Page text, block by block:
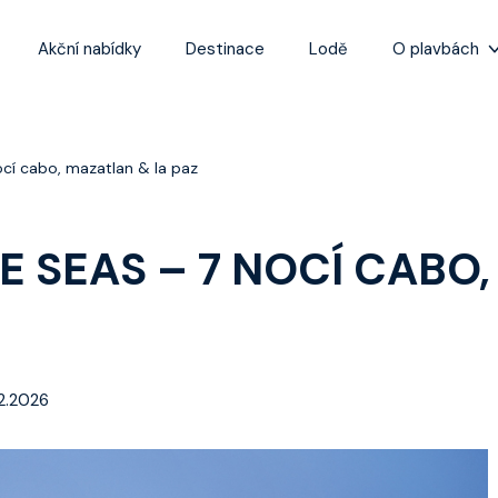
Akční nabídky Destinace Lodě O plavbách
cabo, mazatlan & la paz
SEAS – 7 NOCÍ